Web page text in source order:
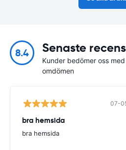
8.4 Senaste
Kunder bedömer oss
omdömen
07-
bra hemsida
bra hemsida